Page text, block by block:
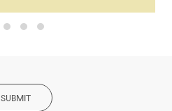
SUBMIT